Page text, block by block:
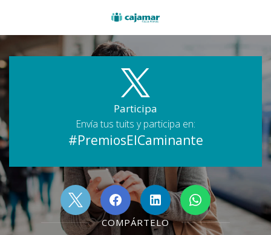
Participa
Envía tus tuits y participa en:
#PremiosElCaminante
COMPÁRTELO